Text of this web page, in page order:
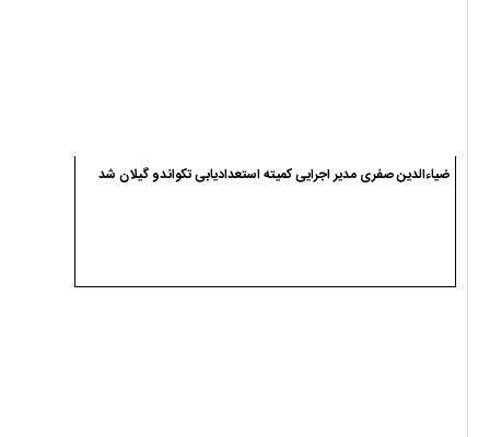
ضیاءالدین صفری مدیر اجرایی کمیته استعدادیابی تکواندو گیلان شد